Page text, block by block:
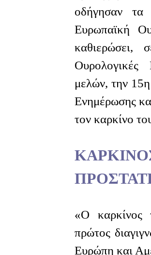
οδήγησαν τα
Ευρωπαϊκή
καθιερώσει,
μελών, την
Ενημέρωσης
τον καρκίνο
«Ο καρκίνος
πρώτος
Ευρώπη και